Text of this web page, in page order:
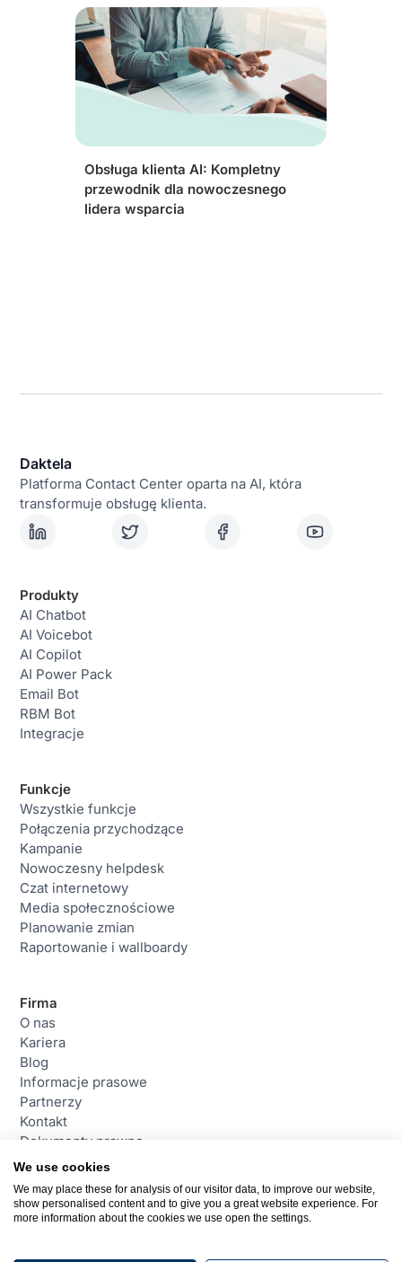
Obsługa klienta AI: Kompletny
przewodnik dla nowoczesnego
lidera wsparcia
Daktela
Platforma Contact Center oparta na AI, która
transformuje obsługę klienta.
Produkty
AI Chatbot
AI Voicebot
AI Copilot
AI Power Pack
Email Bot
RBM Bot
Integracje
Funkcje
Wszystkie funkcje
Połączenia przychodzące
Kampanie
Nowoczesny helpdesk
Czat internetowy
Media społecznościowe
Planowanie zmian
Raportowanie i wallboardy
Firma
O nas
Kariera
Blog
Informacje prasowe
Partnerzy
Kontakt
Dokumenty prawne
Contact
daktela@daktela.pl
Warszawa, Polska
We use cookies
We may place these for analysis of our visitor data, to improve our website,
show personalised content and to give you a great website experience. For
more information about the cookies we use open the settings.